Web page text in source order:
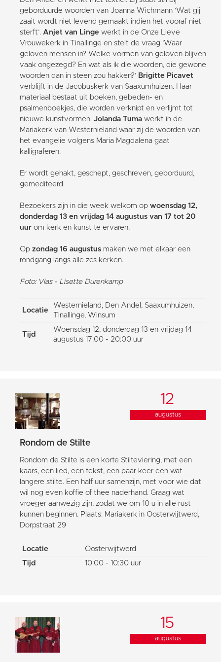
geborduurde woorden van Joanna Wichmann ‘Wat gij
zaait wordt niet levend gemaakt indien het vooraf niet
sterft’. Anjet van Linge werkt in de Onze Lieve
Vrouwekerk in Tinallinge en stelt de vraag ‘Waar
geloven mensen in? Welke vormen van geloven blijven
vaak ongezegd? En wat als ik die woorden, die gewone
woorden dan in steen zou hakken?’ Brigitte Picavet
verblijft in de Jacobuskerk van Saaxumhuizen. Haar
materiaal bestaat uit boeken, gebeden- en
psalmenboekjes, die worden verknipt en verlijmt tot
nieuwe kunstvormen. Jolanda Tuma werkt in de
Mariakerk van Westernieland waar zij de woorden van
het evangelie volgens Maria Magdalena gaat
kalligraferen.
Er wordt gehakt, geschept, geschreven, geborduurd,
gemediteerd.
Bezoekers zijn in die week welkom op woensdag 12,
donderdag 13 en vrijdag 14 augustus van 17 tot 20
uur om kerk en kunst te ervaren.
Op zondag 16 augustus maken we met elkaar een
rondgang langs alle zes kerken.
Foto: Vlas - Lisette Durenkamp
Locatie
Westernieland, Den Andel, Saaxumhuizen,
Tinallinge, Winsum
Tijd
Woensdag 12, donderdag 13 en vrijdag 14
augustus 17:00 - 20:00 uur
12
augustus
Rondom de Stilte
Rondom de Stilte is een korte Stilteviering, met een
kaars, een lied, een tekst, een paar keer een wat
langere stilte. Een half uur samenzijn, met voor wie dat
wil nog even koffie of thee naderhand. Graag wat
vroeger aanwezig zijn, zodat we om 10 u in alle rust
kunnen beginnen. Plaats: Mariakerk in Oosterwijtwerd,
Dorpstraat 29
Locatie
Oosterwijtwerd
Tijd
10:00 - 10:30 uur
15
augustus